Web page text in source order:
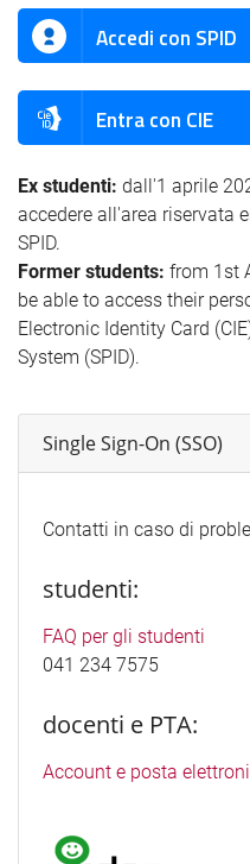
Accedi con SPID
Entra con CIE
Ex studenti: dall'1 aprile
accedere all'area riservata
SPID.
Former students: from 1st
be able to access their
Electronic Identity Card
System (SPID).
Single Sign-On (SSO)
Contatti in caso di
studenti:
FAQ per gli studenti
041 234 7575
docenti e PTA:
Account e posta